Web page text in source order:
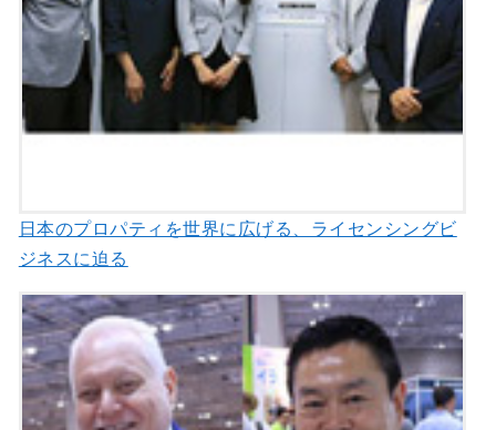
日本のプロパティを世界に広げる、ライセンシングビ
ジネスに迫る